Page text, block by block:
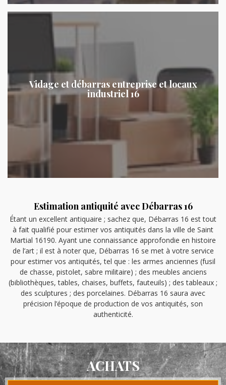
Vidage et débarras entreprise et locaux
industriel 16
Estimation antiquité avec Débarras 16
Étant un excellent antiquaire ; sachez que, Débarras 16 est tout
à fait qualifié pour estimer vos antiquités dans la ville de Saint
Martial 16190. Ayant une connaissance approfondie en histoire
de l’art ; il est à noter que, Débarras 16 se met à votre service
pour estimer vos antiquités, tel que : les armes anciennes (fusil
de chasse, pistolet, sabre militaire) ; des meubles anciens
(bibliothèques, tables, chaises, buffets, fauteuils) ; des tableaux ;
des sculptures ; des porcelaines. Débarras 16 saura avec
précision l’époque de production de vos antiquités, son
authenticité.
ACHATS